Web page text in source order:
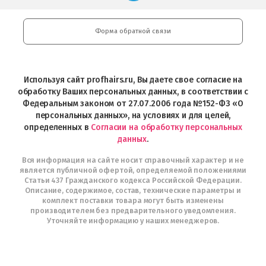
Play
Professional
и
Интернет-
Telegram
Форма обратной связи
Используя сайт profhairs.ru, Вы даете свое согласие на
обработку Ваших персональных данных, в соответствии с
Федеральным законом от 27.07.2006 года №152-ФЗ «О
персональных данных», на условиях и для целей,
определенных в Согласии на обработку персональных
данных.
Вся информация на сайте носит справочный характер и не
является публичной офертой, определяемой положениями
Статьи 437 Гражданского кодекса Российской Федерации.
Описание, содержимое, состав, технические параметры и
комплект поставки товара могут быть изменены
производителем без предварительного уведомления.
Уточняйте информацию у наших менеджеров.